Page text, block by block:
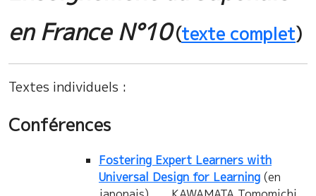
en France N°10 (texte complet)
Textes individuels :
Conférences
Fostering Expert Learners with
Universal Design for Learning (en